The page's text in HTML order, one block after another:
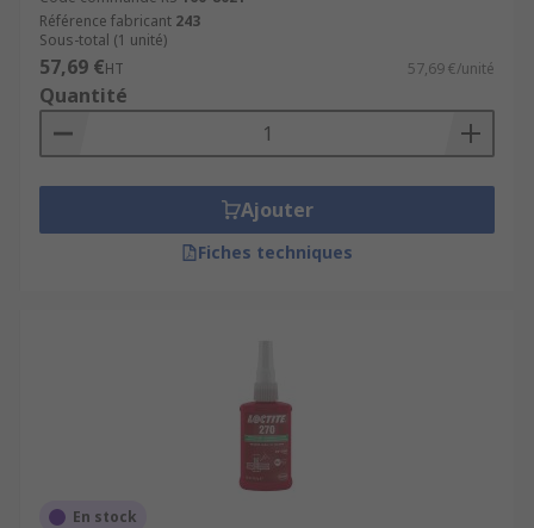
Référence fabricant 243
Sous-total (1 unité)
57,69 €HT 57,69 €/unité
Quantité
Ajouter
Fiches techniques
En stock